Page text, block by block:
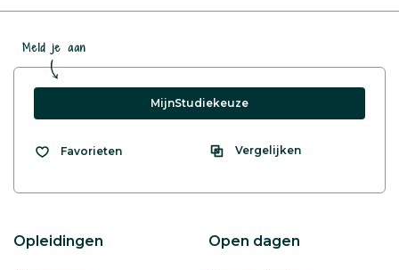
Meld je aan
MijnStudiekeuze
Favorieten Vergelijken
Opleidingen Open dagen